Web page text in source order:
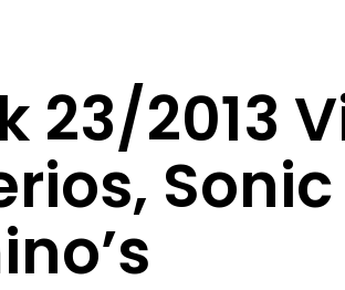
23/2013